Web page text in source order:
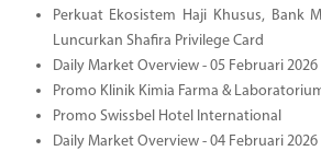
Perkuat Ekosistem Haji Khusus, Bank
Luncurkan Shafira Privilege Card
Daily Market Overview - 05 Februari 2026
Promo Klinik Kimia Farma &
Promo Swissbel Hotel International
Daily Market Overview - 04 Februari 2026